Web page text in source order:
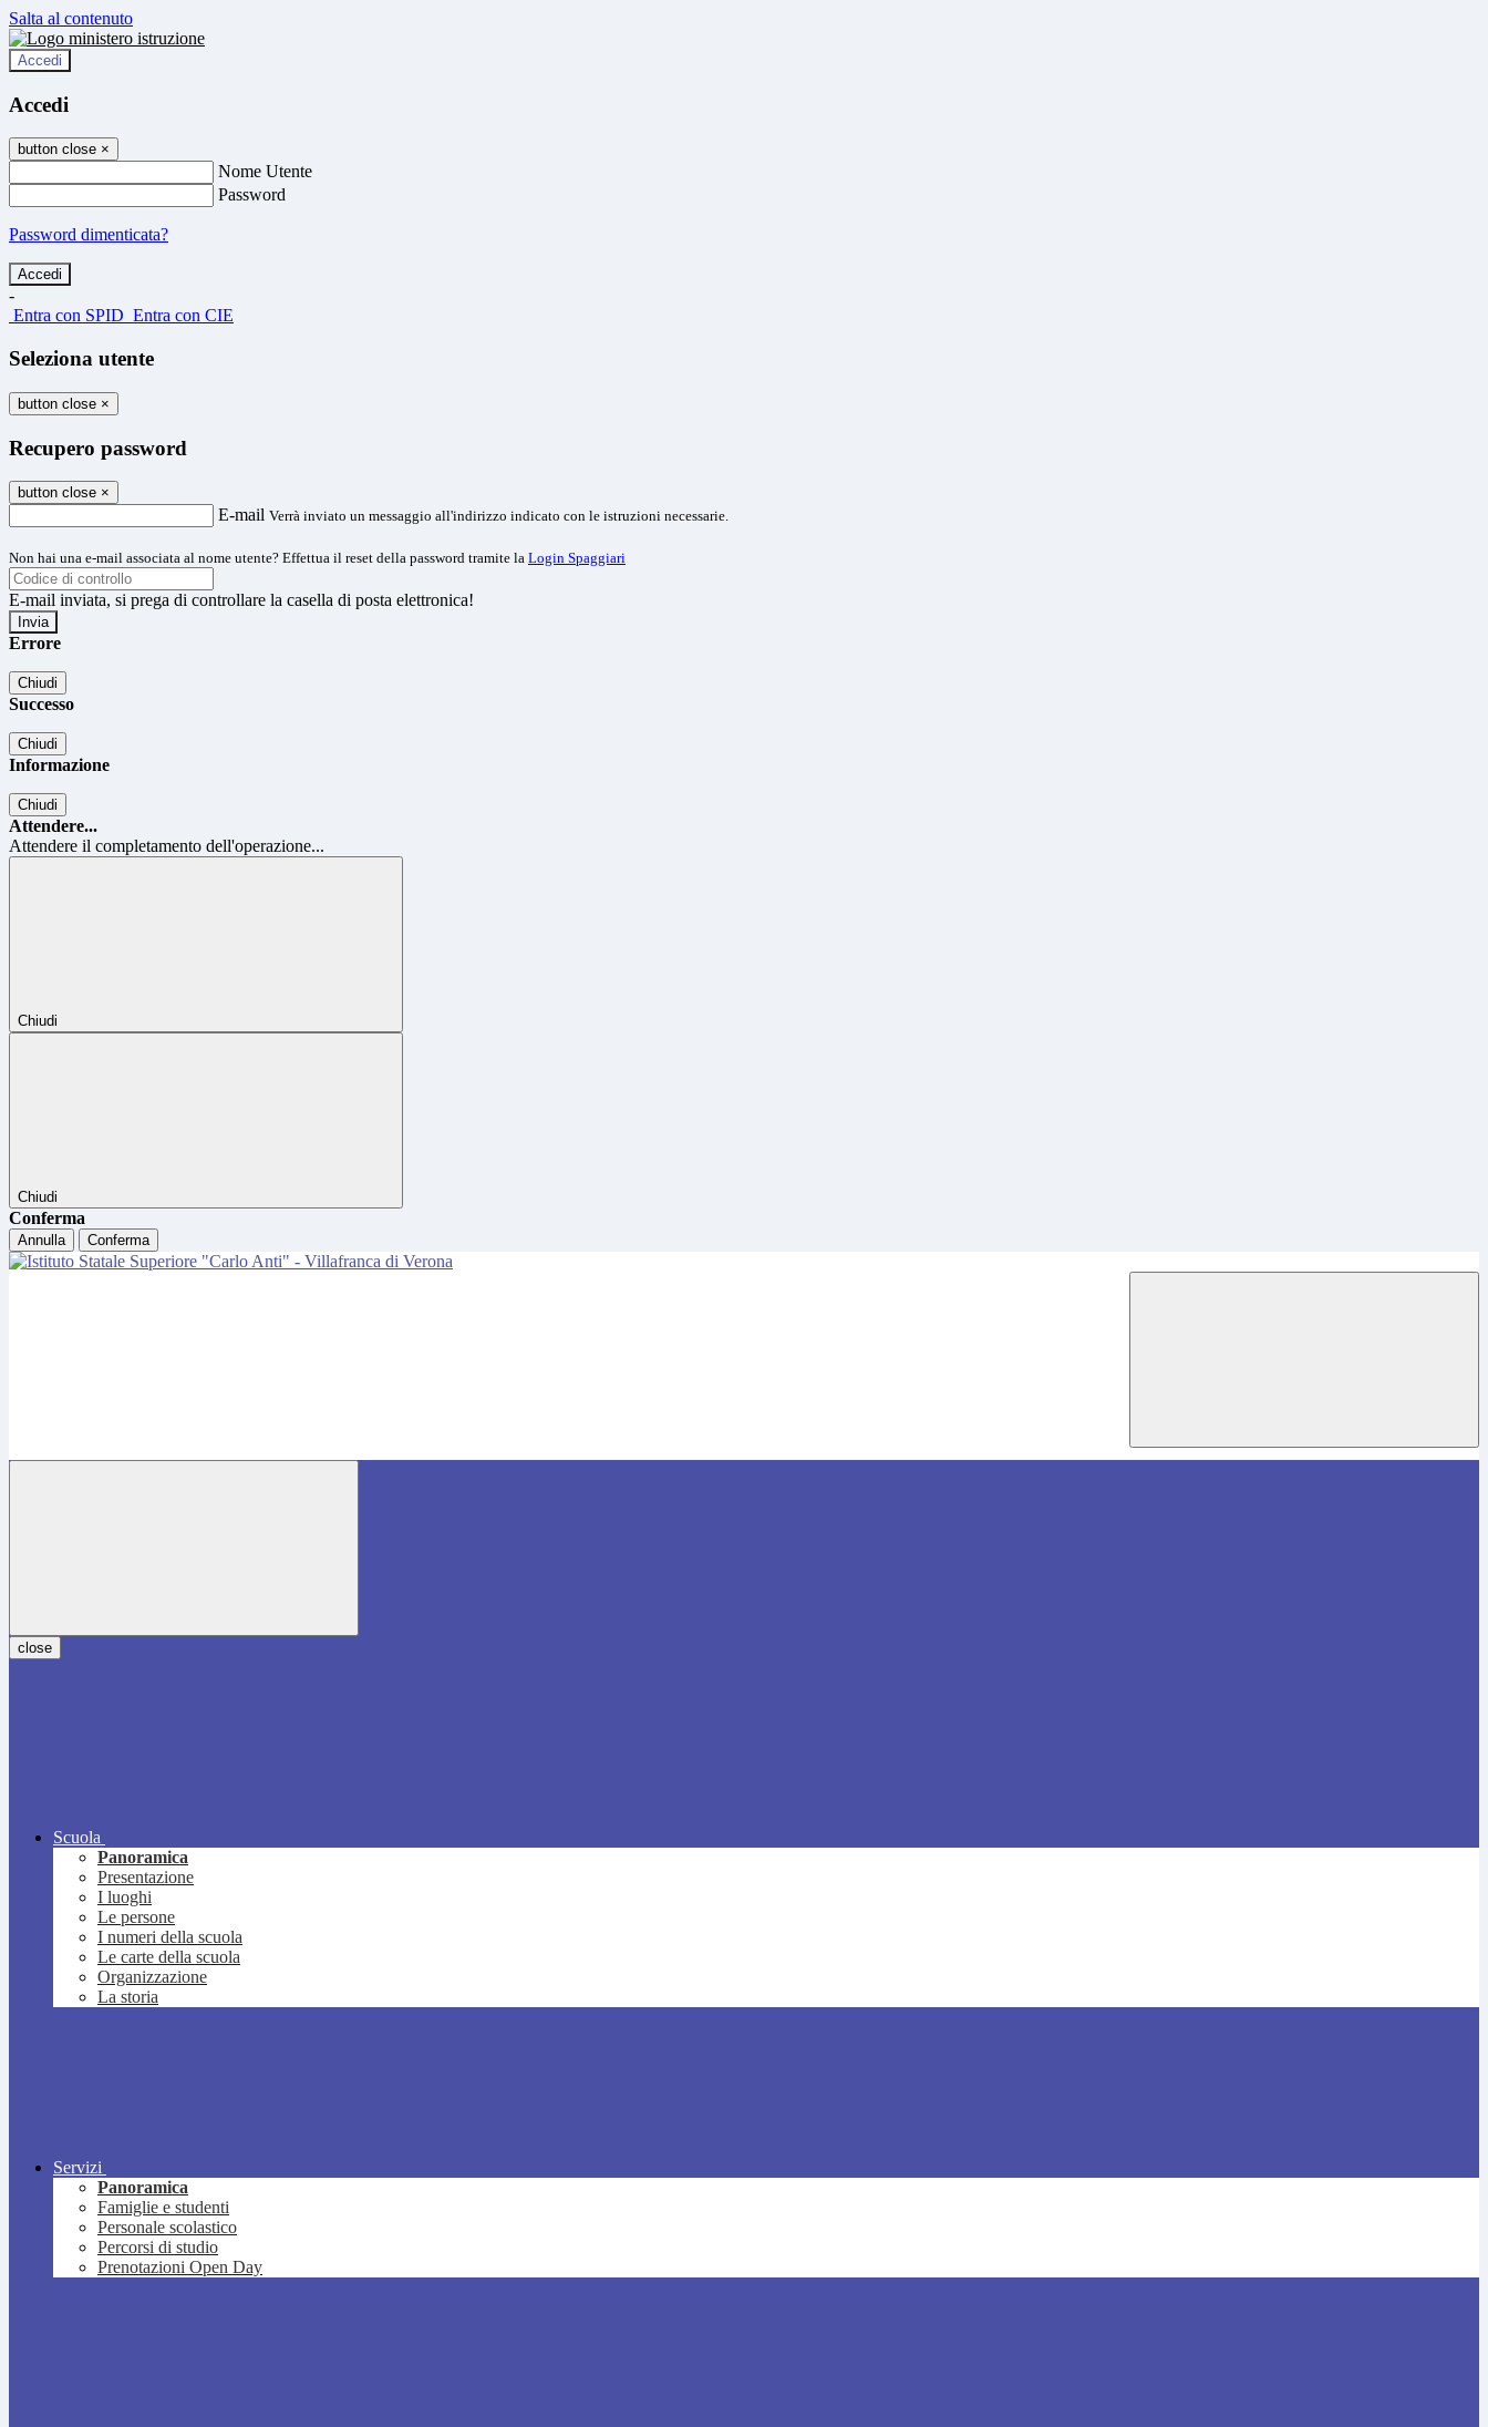
Salta al contenuto
Accedi
Accedi
button close ×
Nome Utente
Password
Password dimenticata?
-
Entra con SPID Entra con CIE
Seleziona utente
button close ×
Recupero password
button close ×
E-mail Verrà inviato un messaggio all'indirizzo indicato con le istruzioni necessarie.
Non hai una e-mail associata al nome utente? Effettua il reset della password tramite la Login Spaggiari
E-mail inviata, si prega di controllare la casella di posta elettronica!
Errore
Chiudi
Successo
Chiudi
Informazione
Chiudi
Attendere...
Attendere il completamento dell'operazione...
Chiudi
Chiudi
Conferma
Annulla Conferma
close
Scuola
Panoramica
Presentazione
I luoghi
Le persone
I numeri della scuola
Le carte della scuola
Organizzazione
La storia
Servizi
Panoramica
Famiglie e studenti
Personale scolastico
Percorsi di studio
Prenotazioni Open Day